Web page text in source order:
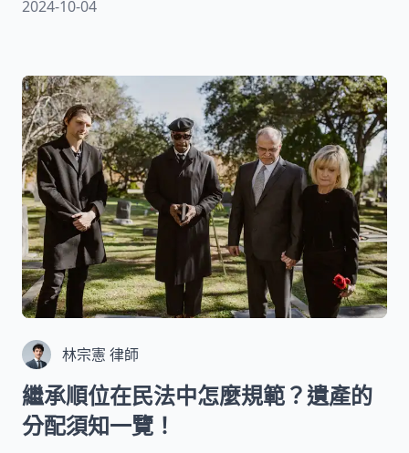
詢服務，助您一臂之力，解答所有疑慮。
2024-10-04
林宗憲 律師
繼承順位在民法中怎麼規範？遺產的
分配須知一覽！